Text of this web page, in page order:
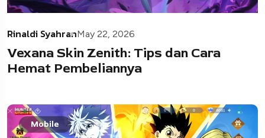
Rinaldi SyahranMay 22, 2026
Vexana Skin Zenith: Tips dan Cara
Hemat Pembeliannya
Mobile